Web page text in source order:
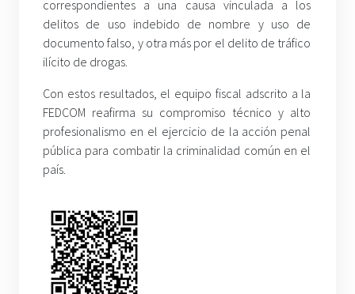
correspondientes a una causa vinculada a los
delitos de uso indebido de nombre y uso de
documento falso, y otra más por el delito de tráfico
ilícito de drogas.
Con estos resultados, el equipo fiscal adscrito a la
FEDCOM reafirma su compromiso técnico y alto
profesionalismo en el ejercicio de la acción penal
pública para combatir la criminalidad común en el
país.